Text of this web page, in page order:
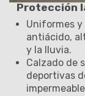
Protección
Uniformes y
antiácido,
y la lluvia.
Calzado de
deportivas